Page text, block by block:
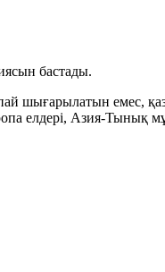
бастады.
шығарылатын емес,
елдері, Азия-Тынық